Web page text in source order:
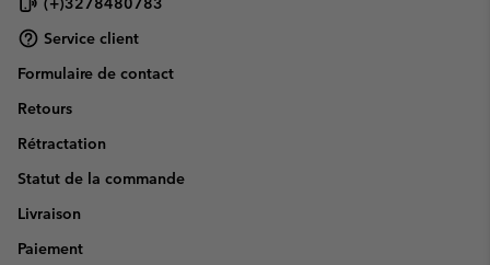
Service client
Formulaire de contact
Retours
Rétractation
Statut de la commande
Livraison
Paiement